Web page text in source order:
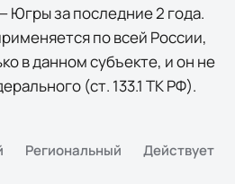
Югрыза последние2 года.
по всей России,
в данном субъекте, и он не
(ст. 133.1 ТК РФ).
Региональный Действует